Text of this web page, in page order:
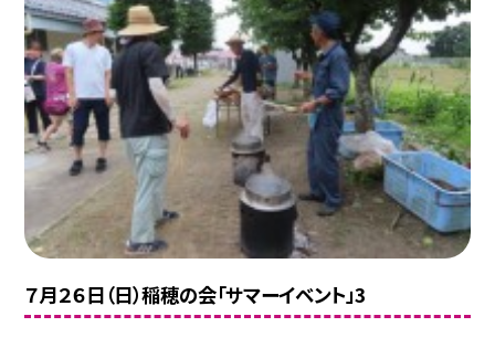
７月２６日（日）稲穂の会「サマーイベント」3